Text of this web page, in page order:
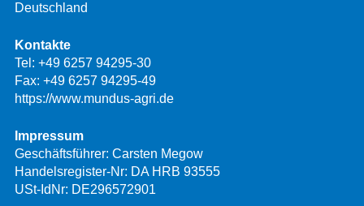
Deutschland
Kontakte
Tel: +49 6257 94295-30
Fax: +49 6257 94295-49
https://www.mundus-agri.de
Impressum
Geschäftsführer: Carsten Megow
Handelsregister-Nr: DA HRB 93555
USt-IdNr: DE296572901